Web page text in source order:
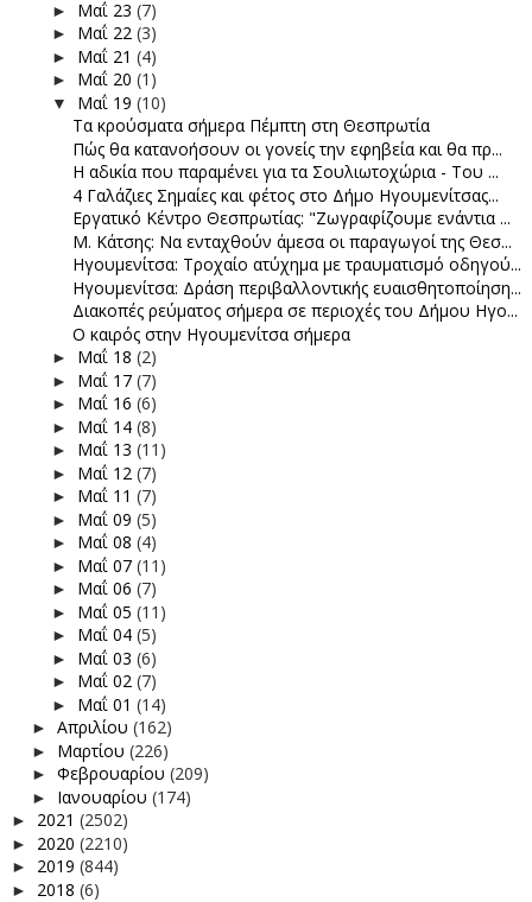
► Μαΐ 23 (7)
► Μαΐ 22 (3)
► Μαΐ 21 (4)
► Μαΐ 20 (1)
▼ Μαΐ 19 (10)
Τα κρούσματα σήμερα Πέμπτη στη Θεσπρωτία
Πώς θα κατανοήσουν οι γονείς την εφηβεία και θα πρ...
Η αδικία που παραμένει για τα Σουλιωτοχώρια - Του ...
4 Γαλάζιες Σημαίες και φέτος στο Δήμο Ηγουμενίτσας...
Εργατικό Κέντρο Θεσπρωτίας: "Ζωγραφίζουμε ενάντια ...
Μ. Κάτσης: Να ενταχθούν άμεσα οι παραγωγοί της Θεσ...
Ηγουμενίτσα: Τροχαίο ατύχημα με τραυματισμό οδηγού...
Ηγουμενίτσα: Δράση περιβαλλοντικής ευαισθητοποίηση...
Διακοπές ρεύματος σήμερα σε περιοχές του Δήμου Ηγο...
Ο καιρός στην Ηγουμενίτσα σήμερα
► Μαΐ 18 (2)
► Μαΐ 17 (7)
► Μαΐ 16 (6)
► Μαΐ 14 (8)
► Μαΐ 13 (11)
► Μαΐ 12 (7)
► Μαΐ 11 (7)
► Μαΐ 09 (5)
► Μαΐ 08 (4)
► Μαΐ 07 (11)
► Μαΐ 06 (7)
► Μαΐ 05 (11)
► Μαΐ 04 (5)
► Μαΐ 03 (6)
► Μαΐ 02 (7)
► Μαΐ 01 (14)
► Απριλίου (162)
► Μαρτίου (226)
► Φεβρουαρίου (209)
► Ιανουαρίου (174)
► 2021 (2502)
► 2020 (2210)
► 2019 (844)
► 2018 (6)